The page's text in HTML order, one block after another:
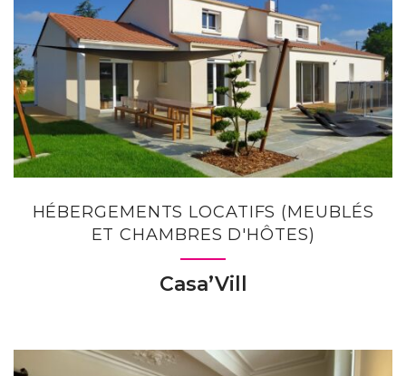
HÉBERGEMENTS LOCATIFS (MEUBLÉS
ET CHAMBRES D'HÔTES)
Casa’Vill